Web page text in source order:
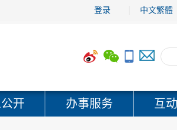
登录 中文繁體
开 办事服务 互